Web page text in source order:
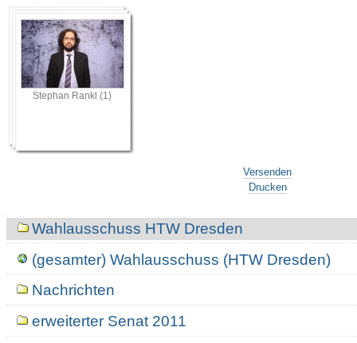
Stephan Rankl (1)
Versenden
Drucken
NavigationWahlausschuss HTW Dresden
(gesamter) Wahlausschuss (HTW Dresden)
Nachrichten
erweiterter Senat 2011